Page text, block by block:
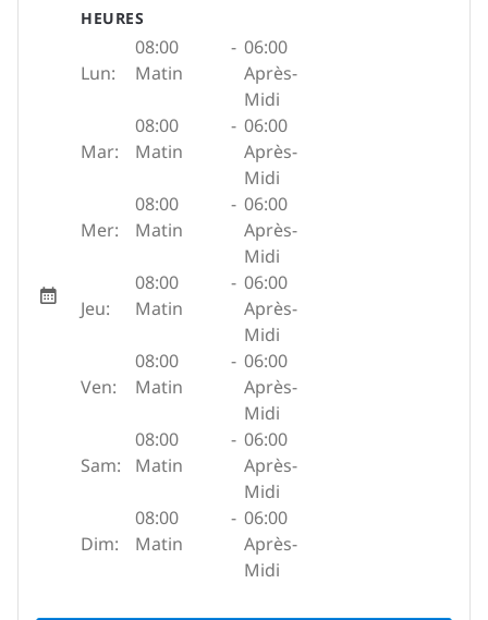
HEURES
Lun:
08:00
Matin
- 06:00
Après-
Midi
Mar:
08:00
Matin
- 06:00
Après-
Midi
Mer:
08:00
Matin
- 06:00
Après-
Midi
Jeu:
08:00
Matin
- 06:00
Après-
Midi
Ven:
08:00
Matin
- 06:00
Après-
Midi
Sam:
08:00
Matin
- 06:00
Après-
Midi
Dim:
08:00
Matin
- 06:00
Après-
Midi